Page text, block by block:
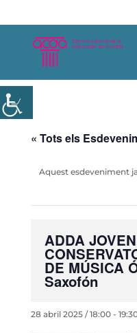
« Tots els
Aquest esdeveniment
ADDA
DE MÚSICA
Saxofón
28 abril 2025 / 18:00-